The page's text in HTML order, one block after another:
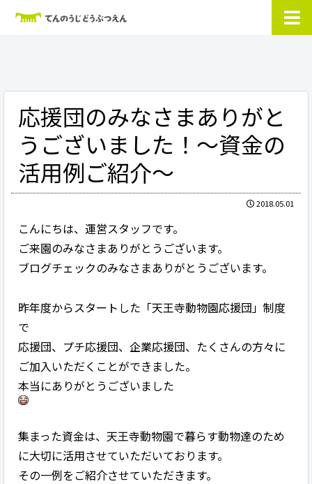
応援団のみなさまありがと
うございました！～資金の
活用例ご紹介～
2018.05.01
こんにちは、運営スタッフです。
ご来園のみなさまありがとうございます。
ブログチェックのみなさまありがとうございます。
昨年度からスタートした「天王寺動物園応援団」制度
で
応援団、プチ応援団、企業応援団、たくさんの方々に
ご加入いただくことができました。
本当にありがとうございました
集まった資金は、天王寺動物園で暮らす動物達のため
に大切に活用させていただいております。
その一例をご紹介させていただきます。